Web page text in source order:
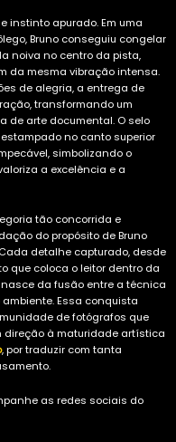
instinto apurado. Em uma
Bruno conseguiu congelar
noiva no centro da pista,
da mesma vibração intensa.
de alegria, a entrega de
transformando um
de arte documental. O selo
no canto superior
simbolizando o
a excelência e a
tão concorrida e
do propósito de Bruno
detalhe capturado, desde
que coloca o leitor dentro da
da fusão entre a técnica
Essa conquista
de fotógrafos que
direção à maturidade artística
, por traduzir com tanta
as redes sociais do